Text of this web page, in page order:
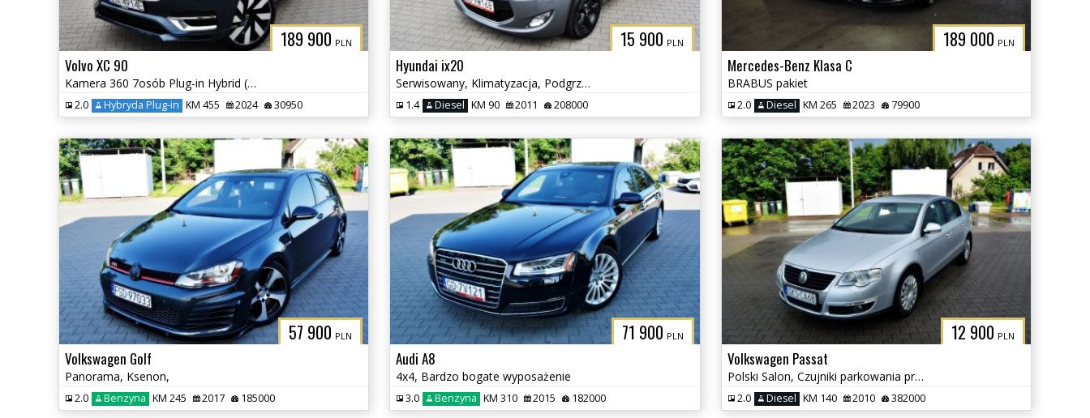
189 900 PLN
Volvo XC 90
Kamera 360 7osób Plug-in Hybrid (Recharge) Elektryczna Klapa
2.0 Hybryda Plug-in KM 455 2024 30950
15 900 PLN
Hyundai ix20
Serwisowany, Klimatyzacja, Podgrzewane fotele
1.4 Diesel KM 90 2011 208000
189 000 PLN
Mercedes-Benz Klasa C
BRABUS pakiet
2.0 Diesel KM 265 2023 79900
57 900 PLN
Volkswagen Golf
Panorama, Ksenon,
2.0 Benzyna KM 245 2017 185000
71 900 PLN
Audi A8
4x4, Bardzo bogate wyposażenie
3.0 Benzyna KM 310 2015 182000
12 900 PLN
Volkswagen Passat
Polski Salon, Czujniki parkowania przód i tył, Klimatyzacja
2.0 Diesel KM 140 2010 382000